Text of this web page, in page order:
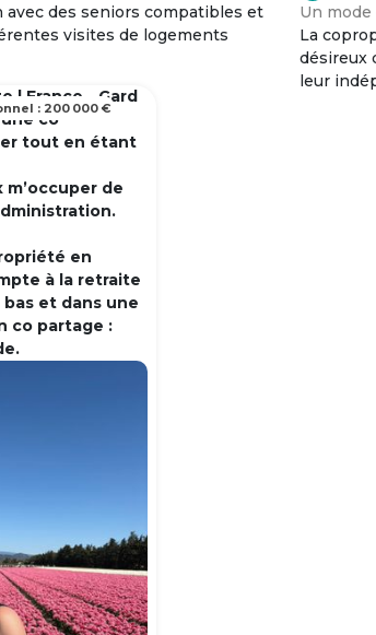
des seniors compatibles et
visites de logements
| France - Gard
co
tout en étant
m’occuper de
en
à la retraite
et dans une
co partage :
: 200 000 €
Un
La
désireux
leur